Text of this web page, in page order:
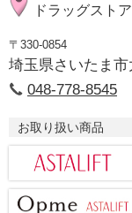
ドラッグストア
〒330-0854
埼玉県さいたま
048-778-8545
お取り扱い商品